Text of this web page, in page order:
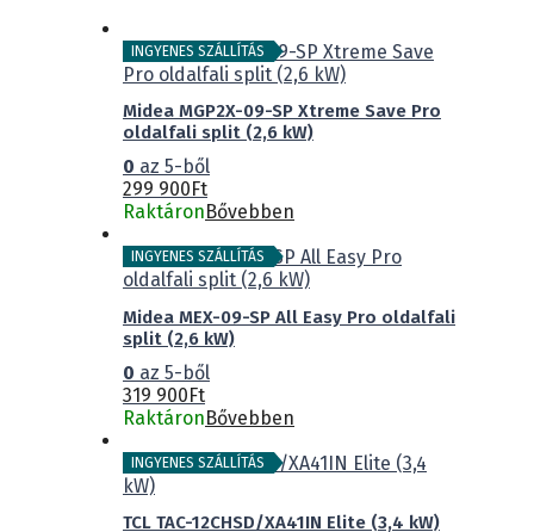
INGYENES SZÁLLÍTÁS
Midea MGP2X-09-SP Xtreme Save Pro
oldalfali split (2,6 kW)
0 az 5-ből
299 900 Ft
Raktáron Bővebben
INGYENES SZÁLLÍTÁS
Midea MEX-09-SP All Easy Pro oldalfali
split (2,6 kW)
0 az 5-ből
319 900Ft
RaktáronBővebben
INGYENES SZÁLLÍTÁS
TCL TAC-12CHSD/XA41IN Elite (3,4 kW)